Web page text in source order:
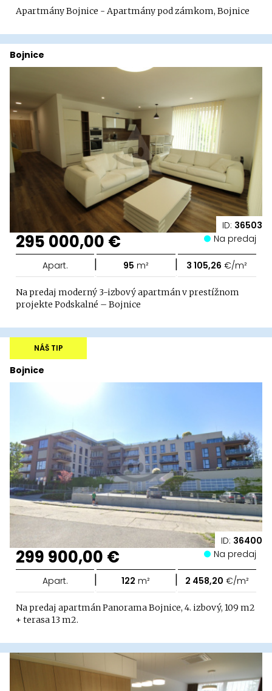
Apartmány Bojnice - Apartmány pod zámkom, Bojnice
ID: 36503
Bojnice
295 000,00 € Na predaj
Apart. | 95 m² | 3 105,26 €/m²
Na predaj moderný 3-izbový apartmán v prestížnom
projekte Podskalné – Bojnice
ID: 36400
Bojnice
NÁŠ TIP
299 900,00 € Na predaj
Apart. | 122 m² | 2 458,20 €/m²
Na predaj apartmán Panorama Bojnice, 4. izbový, 109 m2
+ terasa 13 m2.